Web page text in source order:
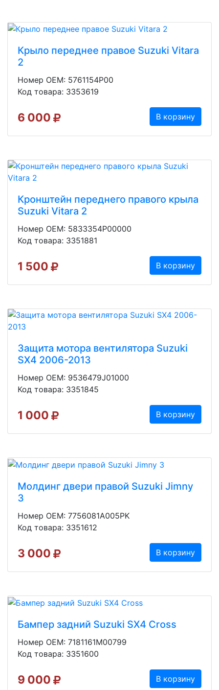
Крыло переднее правое Suzuki Vitara
2
Номер OEM: 5761154P00
Код товара: 3353619
6 000 В корзину
Кронштейн переднего правого крыла
Suzuki Vitara 2
Номер OEM: 5833354P00000
Код товара: 3351881
1 500 В корзину
Защита мотора вентилятора Suzuki
SX4 2006-2013
Номер OEM: 9536479J01000
Код товара: 3351845
1 000 В корзину
Молдинг двери правой Suzuki Jimny
3
Номер OEM: 7756081A005PK
Код товара: 3351612
3 000 В корзину
Бампер задний Suzuki SX4 Cross
Номер OEM: 7181161M00799
Код товара: 3351600
9 000 В корзину